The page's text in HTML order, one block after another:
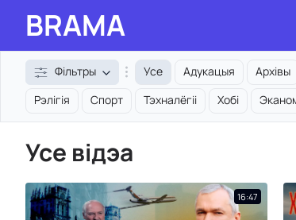
BRAMA
Фільтры Усе Адукацыя Архівы
Рэлігія
Спорт Тэхналёгіі Хобі
Усе відэа
16:47